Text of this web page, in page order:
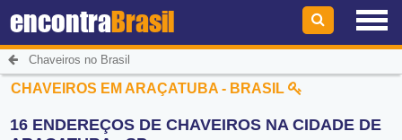
encontraBrasil
Chaveiros no Brasil
CHAVEIROS EM ARAÇATUBA - BRASIL
16 ENDEREÇOS DE CHAVEIROS NA CIDADE DE